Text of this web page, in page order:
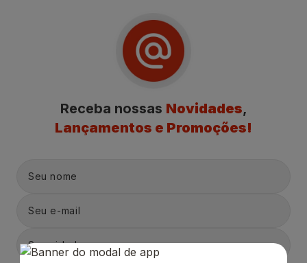
Receba nossas Novidades,
Lançamentos e Promoções!